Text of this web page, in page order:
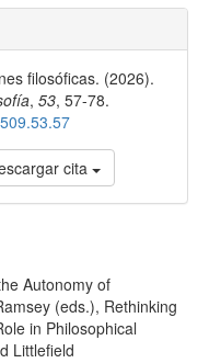
filosóficas. (2026).
, 53, 57-78.
cita
Autonomy of
(eds.), Rethinking
in Philosophical
Littlefield